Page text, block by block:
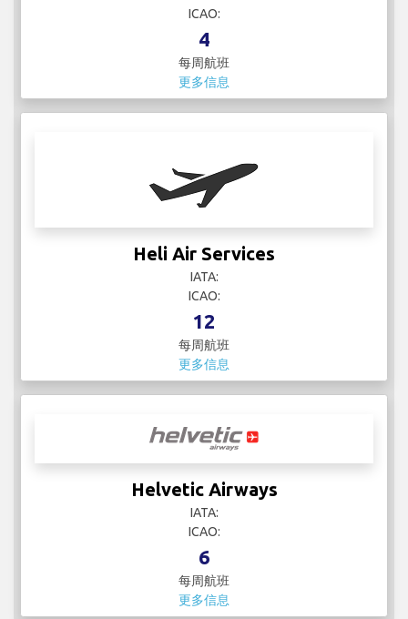
ICAO:
4
每周航班
更多信息
Heli Air Services
IATA:
ICAO:
12
每周航班
更多信息
Helvetic Airways
IATA:
ICAO:
6
每周航班
更多信息